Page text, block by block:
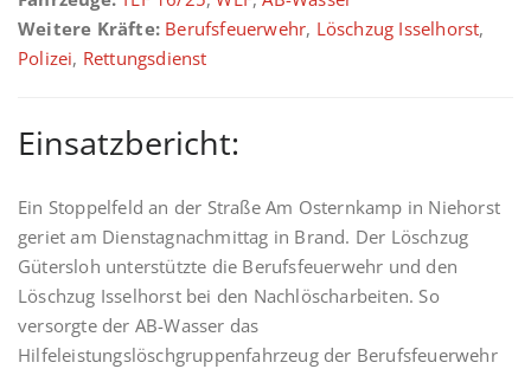
Weitere Kräfte: Berufsfeuerwehr, Löschzug Isselhorst,
Polizei, Rettungsdienst
Einsatzbericht:
Ein Stoppelfeld an der Straße Am Osternkamp in Niehorst
geriet am Dienstagnachmittag in Brand. Der Löschzug
Gütersloh unterstützte die Berufsfeuerwehr und den
Löschzug Isselhorst bei den Nachlöscharbeiten. So
versorgte der AB-Wasser das
Hilfeleistungslöschgruppenfahrzeug der Berufsfeuerwehr